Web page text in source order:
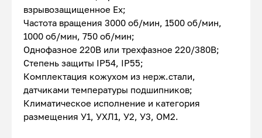
взрывозащищенное Ex;
Частота вращения 3000 об/мин, 1500 об/мин,
1000 об/мин, 750 об/мин;
Однофазное 220В или трехфазное 220/380В;
Степень защиты IP54, IP55;
Комплектация кожухом из нерж.стали,
датчиками температуры подшипников;
Климатическое исполнение и категория
размещения У1, УХЛ1, У2, У3, ОМ2.